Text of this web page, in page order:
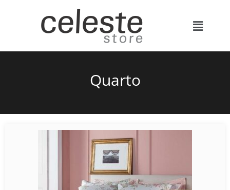
Quarto